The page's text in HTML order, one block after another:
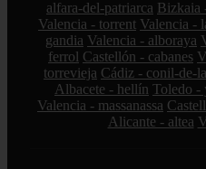
alfara-del-patriarca Bizkaia
Valencia - torrent Valencia -
gandia Valencia - alboraya
ferrol Castellón - cabanes
torrevieja Cádiz - conil-de-
Albacete - hellín Toledo -
Valencia - massanassa
Alicante - altea